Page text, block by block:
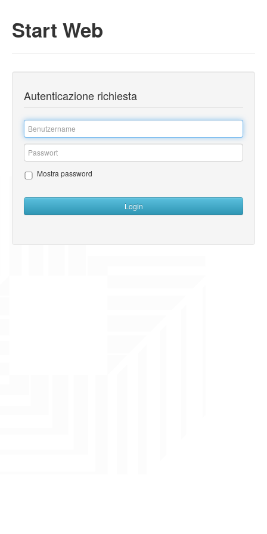
Start Web
Autenticazione richiesta
Inserire
il
nome
dell'utente
Inserire
la
password
Mostra password
Login